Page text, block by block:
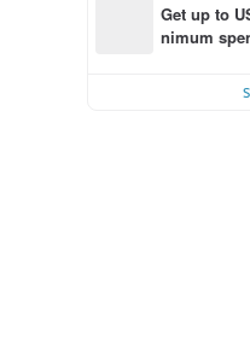
Get up to
nimum